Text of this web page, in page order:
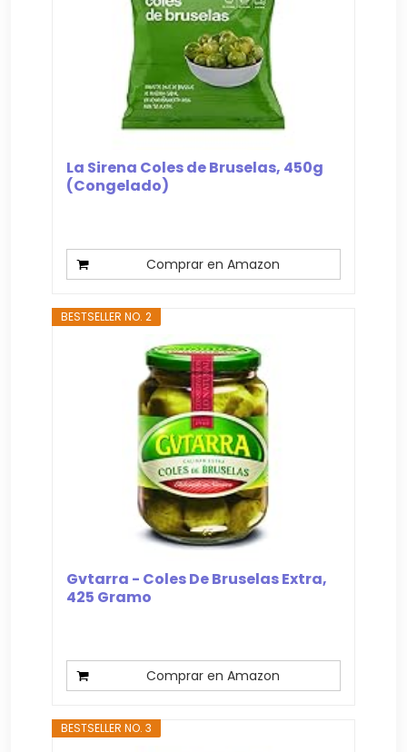
La Sirena Coles de Bruselas, 450g
(Congelado)
Comprar en Amazon
BESTSELLER NO. 2
Gvtarra - Coles De Bruselas Extra,
425 Gramo
Comprar en Amazon
BESTSELLER NO. 3